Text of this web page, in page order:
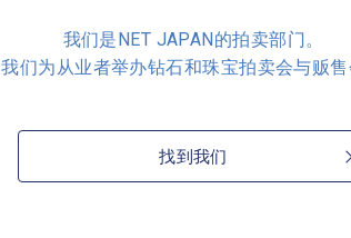
我们是NET JAPAN的拍卖部门。
我们为从业者举办钻石和珠宝拍卖会与贩售
找到我们